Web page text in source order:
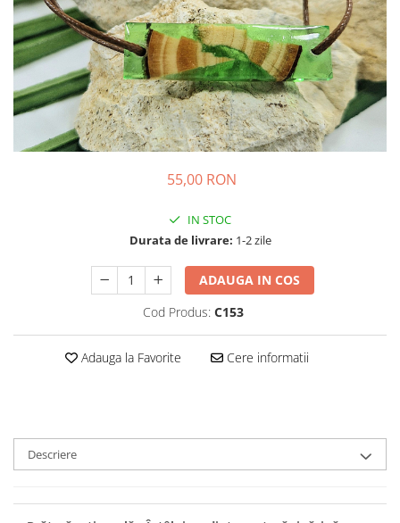
Colier / Pandantiv
Brățară
Bijuterii copii
Colier / Pandantiv
Colier de prietenie
Brățară
Colier / Pandantiv
Brățară de gleznă
Brățară
55,00 RON
IN STOC
Durata de livrare: 1-2 zile
ADAUGA IN COS
Cod Produs: C153
Adauga la Favorite Cere informatii
Descriere